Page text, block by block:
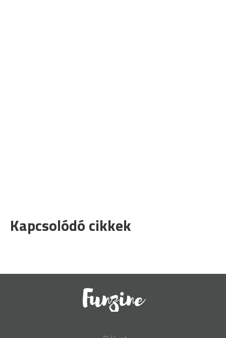
Kapcsolódó cikkek